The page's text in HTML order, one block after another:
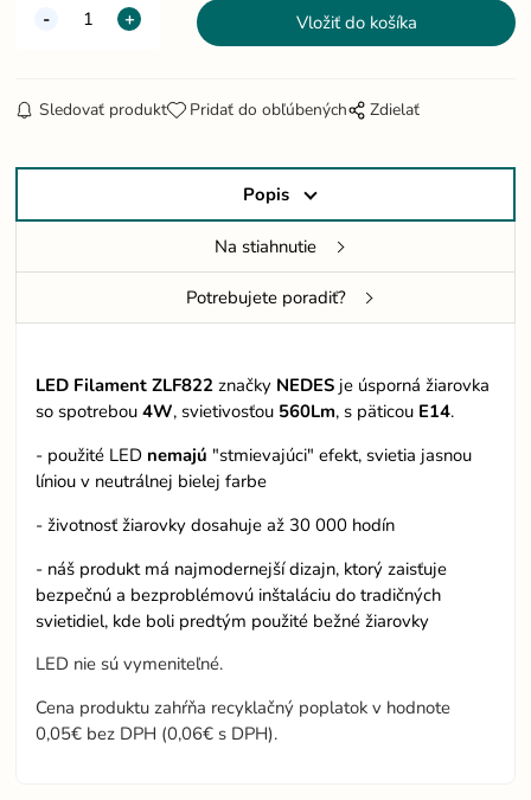
Sledovať produkt Pridať do obľúbených Zdielať
Popis
Na stiahnutie
Potrebujete poradiť?
LED Filament ZLF822 značky NEDES je úsporná žiarovka
so spotrebou4W, svietivosťou 560Lm, s päticou E14.
- použité LED nemajú "stmievajúci" efekt, svietia jasnou
líniou v neutrálnej bielej farbe
- životnosť žiarovky dosahuje až 30 000 hodín
- náš produkt má najmodernejší dizajn, ktorý zaisťuje
bezpečnú a bezproblémovú inštaláciu do tradičných
svietidiel, kde boli predtým použité bežné žiarovky
LED nie sú vymeniteľné.
Cena produktu zahŕňa recyklačný poplatok v hodnote
0,05€ bez DPH (0,06€ s DPH).